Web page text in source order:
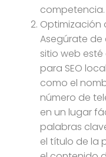
competencia.
Optimización
Asegúrate
sitio web
para SEO
como el
número de
en un lugar
palabras
el título de la